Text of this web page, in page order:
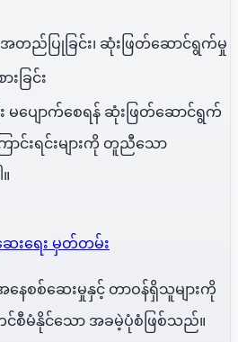
အတည်ပြုခြင်း၊ ဆုံးဖြတ်ဆောင်ရွက်မှု
ခြင်း
ပျောက်စေရန် ဆုံးဖြတ်ဆောင်ရွက်
ာင်းရင်းများကို တူညီသော
ေးရေး မှတ်တမ်း
ေစစ်ဆေးမှုနှင့် တာဝန်ရှိသူများကို
စီမံနိုင်သော အခမဲ့ပုံစံဖြစ်သည်။